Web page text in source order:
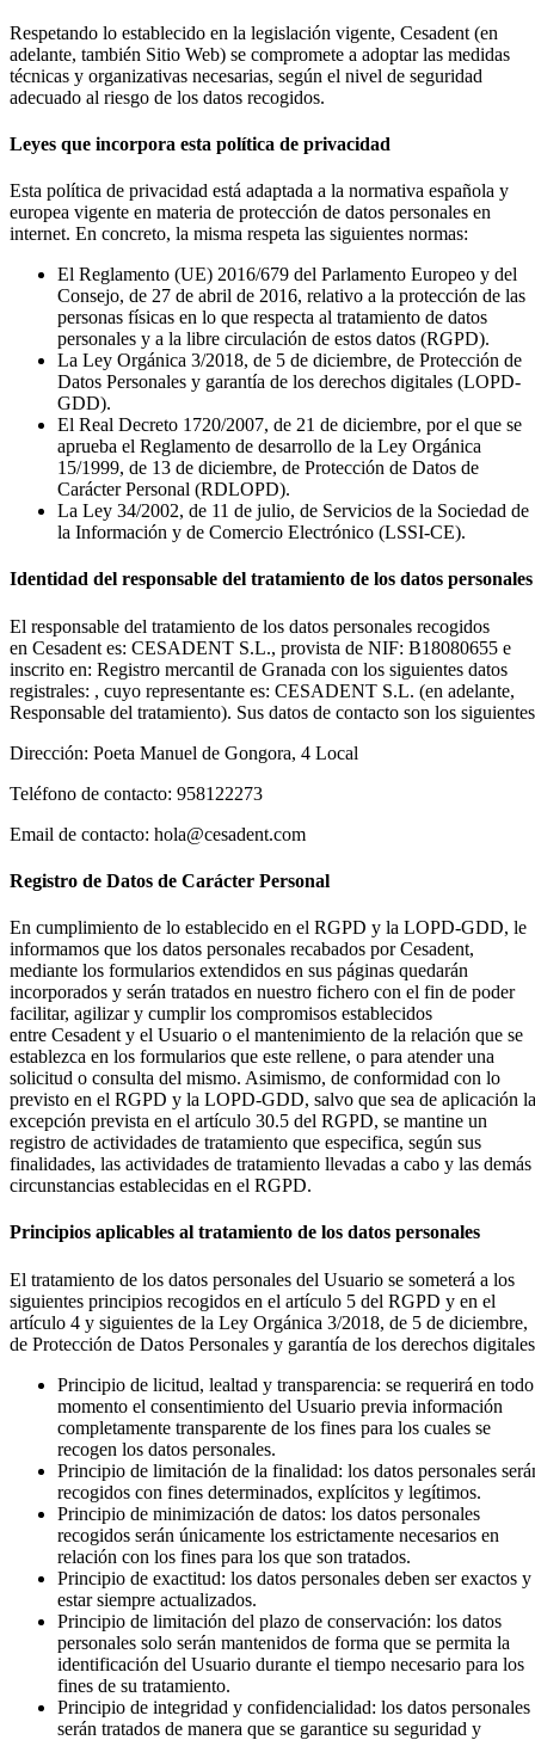
Respetando lo establecido en la legislación vigente, Cesadent (en
adelante, también Sitio Web) se compromete a adoptar las medidas
técnicas y organizativas necesarias, según el nivel de seguridad
adecuado al riesgo de los datos recogidos.
Leyes que incorpora esta política de privacidad
Esta política de privacidad está adaptada a la normativa española y
europea vigente en materia de protección de datos personales en
internet. En concreto, la misma respeta las siguientes normas:
El Reglamento (UE) 2016/679 del Parlamento Europeo y del
Consejo, de 27 de abril de 2016, relativo a la protección de las
personas físicas en lo que respecta al tratamiento de datos
personales y a la libre circulación de estos datos (RGPD).
La Ley Orgánica 3/2018, de 5 de diciembre, de Protección de
Datos Personales y garantía de los derechos digitales (LOPD-
GDD).
El Real Decreto 1720/2007, de 21 de diciembre, por el que se
aprueba el Reglamento de desarrollo de la Ley Orgánica
15/1999, de 13 de diciembre, de Protección de Datos de
Carácter Personal (RDLOPD).
La Ley 34/2002, de 11 de julio, de Servicios de la Sociedad de
la Información y de Comercio Electrónico (LSSI-CE).
Identidad del responsable del tratamiento de los datos personales
El responsable del tratamiento de los datos personales recogidos
en Cesadent es: CESADENT S.L., provista de NIF: B18080655 e
inscrito en: Registro mercantil de Granada con los siguientes datos
registrales: , cuyo representante es: CESADENT S.L. (en adelante,
Responsable del tratamiento). Sus datos de contacto son los
Dirección: Poeta Manuel de Gongora, 4 Local
Teléfono de contacto: 958122273
Email de contacto: hola@cesadent.com
Registro de Datos de Carácter Personal
En cumplimiento de lo establecido en el RGPD y la LOPD-GDD, le
informamos que los datos personales recabados por Cesadent,
mediante los formularios extendidos en sus páginas quedarán
incorporados y serán tratados en nuestro fichero con el fin de poder
facilitar, agilizar y cumplir los compromisos establecidos
entre Cesadent y el Usuario o el mantenimiento de la relación que se
establezca en los formularios que este rellene, o para atender una
solicitud o consulta del mismo. Asimismo, de conformidad con lo
previsto en el RGPD y la LOPD-GDD, salvo que sea de aplicación la
excepción prevista en el artículo 30.5 del RGPD, se mantine un
registro de actividades de tratamiento que especifica, según sus
finalidades, las actividades de tratamiento llevadas a cabo y las demás
circunstancias establecidas en el RGPD.
Principios aplicables al tratamiento de los datos personales
El tratamiento de los datos personales del Usuario se someterá a los
siguientes principios recogidos en el artículo 5 del RGPD y en el
artículo 4 y siguientes de la Ley Orgánica 3/2018, de 5 de diciembre,
de Protección de Datos Personales y garantía de los derechos
Principio de licitud, lealtad y transparencia: se requerirá en todo
momento el consentimiento del Usuario previa información
completamente transparente de los fines para los cuales se
recogen los datos personales.
Principio de limitación de la finalidad: los datos personales
recogidos con fines determinados, explícitos y legítimos.
Principio de minimización de datos: los datos personales
recogidos serán únicamente los estrictamente necesarios en
relación con los fines para los que son tratados.
Principio de exactitud: los datos personales deben ser exactos y
estar siempre actualizados.
Principio de limitación del plazo de conservación: los datos
personales solo serán mantenidos de forma que se permita la
identificación del Usuario durante el tiempo necesario para los
fines de su tratamiento.
Principio de integridad y confidencialidad: los datos personales
serán tratados de manera que se garantice su seguridad y